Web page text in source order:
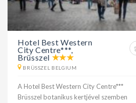
Hotel Best Western
City Centre***,
Brüsszel
BRÜSSZEL BELGIUM
A Hotel Best Western City Centre***
Brüsszel botanikus kertjével szemben